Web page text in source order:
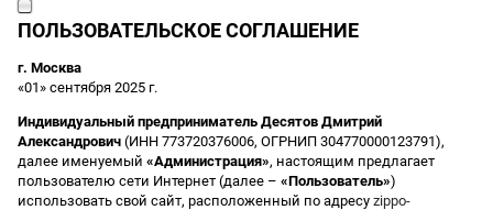
ПОЛЬЗОВАТЕЛЬСКОЕ СОГЛАШЕНИЕ
г. Москва
«01» сентября 2025 г.
Индивидуальный предприниматель Десятов Дмитрий
Александрович (ИНН 773720376006, ОГРНИП 304770000123791),
далее именуемый «Администрация», настоящим предлагает
пользователю сети Интернет (далее – «Пользователь»)
использовать свой сайт, расположенный по адресу zippo-